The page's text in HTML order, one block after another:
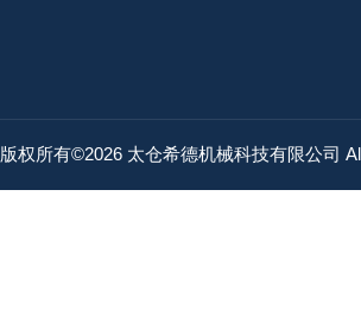
版权所有©2026 太仓希德机械科技有限公司